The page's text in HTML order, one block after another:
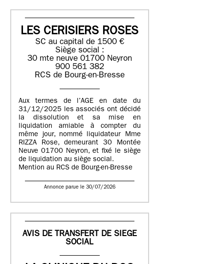
LES CERISIERS ROSES
SC au capital de 1500 €
Siège social :
30 mte neuve 01700 Neyron
900 561 382
RCS de Bourg-en-Bresse
Aux termes de l’AGE en date du
31/12/2025 les associés ont décidé
la dissolution et sa mise en
liquidation amiable à compter du
même jour, nommé liquidateur Mme
RIZZA Rose, demeurant 30 Montée
Neuve 01700 Neyron, et fixé le siège
de liquidation au siège social.
Mention au RCS de Bourg-en-Bresse
Annonce parue le 30/07/2026
AVIS DE TRANSFERT DE SIEGE
SOCIAL